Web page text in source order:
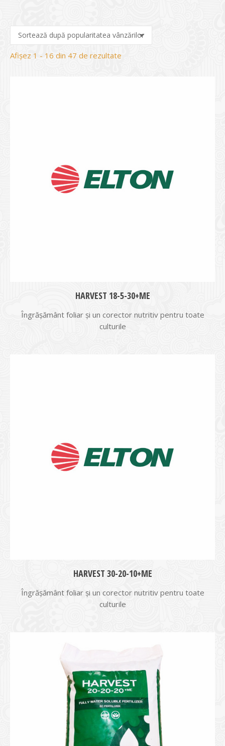
Afișez 1 - 16 din 47 de rezultate
HARVEST 18-5-30+ME
Îngrășământ foliar şi un corector nutritiv pentru toate
culturile
HARVEST 30-20-10+ME
Îngrășământ foliar şi un corector nutritiv pentru toate
culturile